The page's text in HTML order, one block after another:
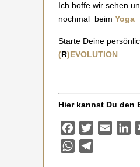
Ich hoffe wir sehen
nochmal beim Yoga
Starte Deine
(R)EVOLUTION
Hier kannst Du den
Facebook
TwitterEmail
WhatsApp